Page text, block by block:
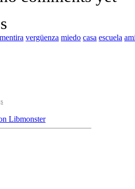
mentira vergüenza miedo casa escuela
Libmonster